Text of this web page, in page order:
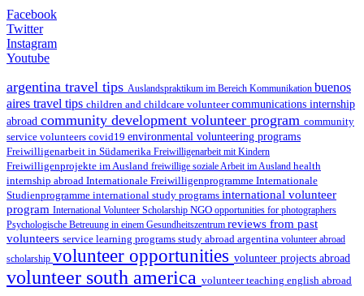
Facebook
Twitter
Instagram
Youtube
argentina travel tips Auslandspraktikum im Bereich Kommunikation buenos
aires travel tips children and childcare volunteercommunications internship
abroad community development volunteer program community
service volunteers covid19 environmental volunteering programs
Freiwilligenarbeit in Südamerika Freiwilligenarbeit mit Kindern
Freiwilligenprojekte im Ausland freiwillige soziale Arbeit im Ausland health
internship abroad Internationale Freiwilligenprogramme Internationale
Studienprogramme international study programs international volunteer
program International Volunteer Scholarship NGO opportunities for photographers
Psychologische Betreuung in einem Gesundheitszentrum reviews from past
volunteers service learning programs study abroad argentina volunteer abroad
scholarship volunteer opportunities volunteer projects abroad
volunteer south america volunteer teaching english abroad